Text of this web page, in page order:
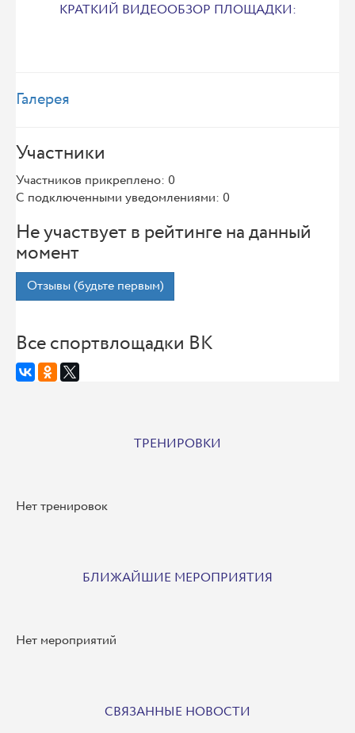
КРАТКИЙ ВИДЕООБЗОР ПЛОЩАДКИ:
Галерея
Участники
Участников прикреплено: 0
С подключенными уведомлениями: 0
Не участвует в рейтинге на данный
момент
Отзывы (будьте первым)
Все спортвлощадки ВК
ТРЕНИРОВКИ
Нет тренировок
БЛИЖАЙШИЕ МЕРОПРИЯТИЯ
Нет мероприятий
СВЯЗАННЫЕ НОВОСТИ